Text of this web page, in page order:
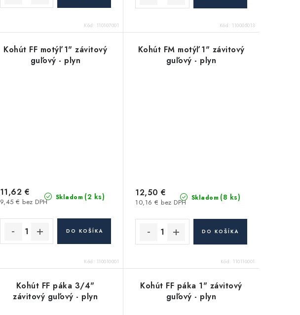
Kód: 110107001 Kód: 110005013
Kohút FF motýľ 1" závitový
guľový - plyn
Skladom (2 ks)
9,45 € bez DPH
11,62 €
DO KOŠÍKA
Kód: 110010001
Kohút FM motýľ 1" závitový
guľový - plyn
Skladom (8 ks)
10,16 € bez DPH
12,50 €
DO KOŠÍKA
Kód: 110110001
Kohút FF páka 3/4"
závitový guľový - plyn
Kohút FF páka 1" závitový
guľový - plyn